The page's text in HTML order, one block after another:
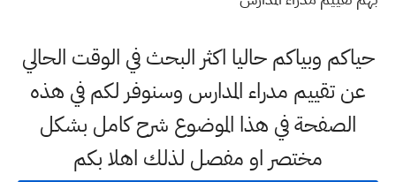
حياكم وبياكم حاليا اكثر البحث في الوقت الحالي
عن تقييم مدراء المدارس وسنوفر لكم في هذه
الصفحة في هذا الموضوع شرح كامل بشكل
مختصر او مفصل لذلك اهلا بكم